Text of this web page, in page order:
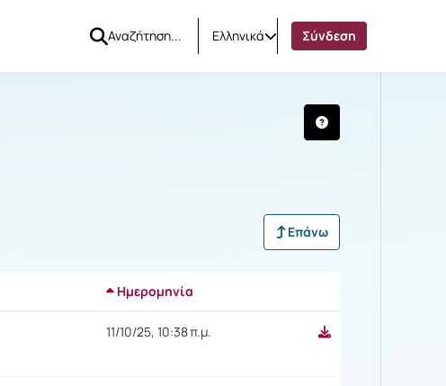
Ελληνικά Σύνδεση
Επάνω
Ημερομηνία
11/10/25, 10:38 π.μ.